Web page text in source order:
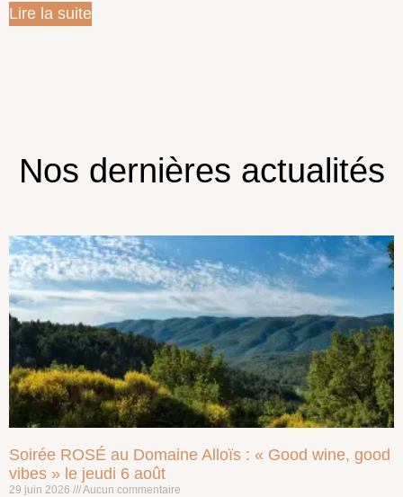
Lire la suite
Nos dernières actualités
Soirée ROSÉ au Domaine Alloïs : « Good wine, good
vibes » le jeudi 6 août
29 juin 2026 Aucun commentaire